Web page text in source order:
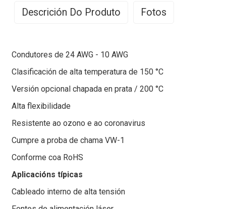
Descrición Do Produto Fotos
Condutores de 24 AWG - 10 AWG
Clasificación de alta temperatura de 150 °C
Versión opcional chapada en prata / 200 °C
Alta flexibilidade
Resistente ao ozono e ao coronavirus
Cumpre a proba de chama VW-1
Conforme coa RoHS
Aplicacións típicas
Cableado interno de alta tensión
excelencia en cableado
Os cables de silicona, coas súas propiedades únicas,
eléctricos. Os cables de silicona branda son
especialmente destacables.
Estes cables adoitan estar feitos de cobre estañado
como condutor e caracterízanse por unha excelente
condutividade eléctrica e resistencia á corrosión. Ten
moitas vantaxes, non só unha excelente flexibilidade,
senón que se adapta facilmente a unha variedade de
propiedades de illamento, protexendo eficazmente a